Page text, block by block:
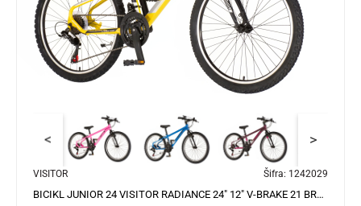
< >
VISITOR Šifra: 1242029
BICIKL JUNIOR 24 VISITOR RADIANCE 24" 12" V-BRAKE 21 BRZINA 132-155CM (XS) ŽUTI PERLA